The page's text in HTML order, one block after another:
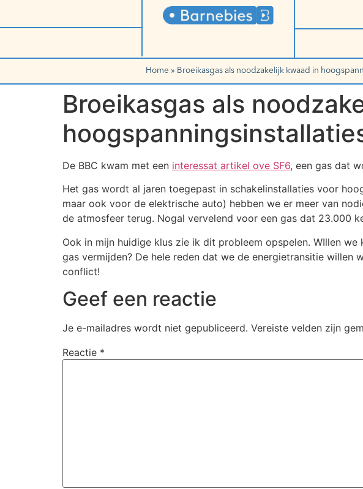
Home » Broeikasgas als noodzakelijk kwaad in
Broeikasgas als
De BBC kwam met een interessat artikel ove SF6, een gas dat
Het gas wordt al jaren toegepast in schakelinstallaties voor
maar ook voor de elektrische auto) hebben we er meer van
de atmosfeer terug. Nogal vervelend voor een gas dat 23.000
Ook in mijn huidige klus zie ik dit probleem opspelen. WIllen
gas vermijden? De hele reden dat we de energietransitie willen
conflict!
Geef een reactie
Je e-mailadres wordt niet gepubliceerd. Vereiste velden zijn
Reactie *